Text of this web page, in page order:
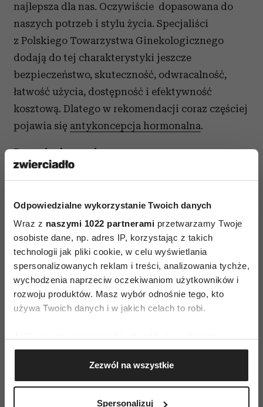
Odpowiedzialne wykorzystanie Twoich danych
Wraz z naszymi 1022 partnerami przetwarzamy Twoje
osobiste dane, np. adres IP, korzystając z takich
technologii jak pliki cookie, w celu wyświetlania
spersonalizowanych reklam i treści, analizowania tychże,
wychodzenia naprzeciw oczekiwaniom użytkowników i
rozwoju produktów. Masz wybór odnośnie tego, kto
używa Twoich danych i w jakich celach to robi.
Gromadzić dane dotyczące Twojej lokalizacji
geograficznej z dokładnością nawet do kilku metrów
Identyfikować Twoje urządzenie, aktywnie
Zezwól na wszystkie
Spersonalizuj
najlepsza dla nas. Oczywiście dopasowana do
naszych potrzeb i stylu życia. Specjaliści
z Polskiego Towarzystwa Ginekologicznego
dodają do tej charakterystyki jeszcze
bezpieczeństwo, skuteczność, odwracalność,
łatwość użycia, dostępność i efektywność
kosztową. Dlatego w rekomendacji coraz częściej
pojawia się antykoncepcja hormonalna.
Pragnienie… zmian
Z badań wynika jeszcze jeden istotny fakt.69%
życiu seksualnym.
„Coś” zostało
scharakteryzowane jako:częstsze uprawianie
seksu,
więcej eksperymentów w sypialni
i ulepszenie/wydłużenie gry wstępnej.
Światowy Dzień Bez Prezerwatywy jest ku temu
dobrą okazją. Panowie chyba się zgodzą, że takiej
okazji aż szkoda nie wykorzystać.
*Badania realizowane w ramach kampanii
informacyjnej „Nie łykam, czyli wszystko, co